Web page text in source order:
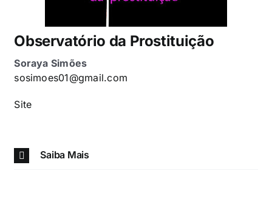
Observatório da Prostituição
Soraya Simões
sosimoes01@gmail.com
Site
Saiba Mais